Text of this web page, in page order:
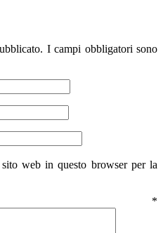
I campi obbligatori sono
web in questo browser per la
*